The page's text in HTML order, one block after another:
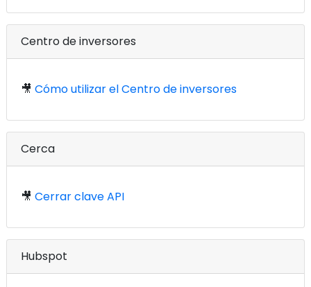
Centro de inversores
🎥 Cómo utilizar el Centro de inversores
Cerca
🎥 Cerrar clave API
Hubspot